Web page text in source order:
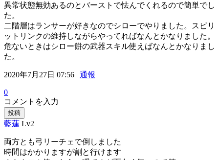
異常状態無効あるのとバーストで怯んでくれるので簡単でし
た。
二階層はランサーが好きなのでシローでやりました。スピリ
ットリンクの維持しながらやってればなんとかなりました。
危ないときはシロー餅の武器スキル使えばなんとかなりまし
た。
2020年7月27日 07:56 | 通報
0
コメントを入力
投稿
藍蓮 Lv2
両方とも弓リーチェで倒しました
時間はかかりますが割と行けます